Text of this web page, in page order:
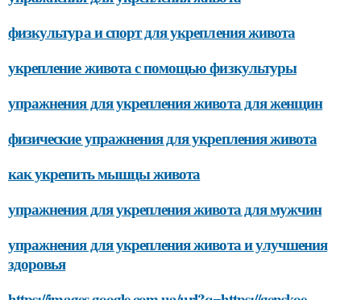
физкультура и спорт для укрепления живота
укрепление живота с помощью физкультуры
упражнения для укрепления живота для женщин
физические упражнения для укрепления живота
как укрепить мышцы живота
упражнения для укрепления живота для мужчин
упражнения для укрепления живота и улучшения
здоровья